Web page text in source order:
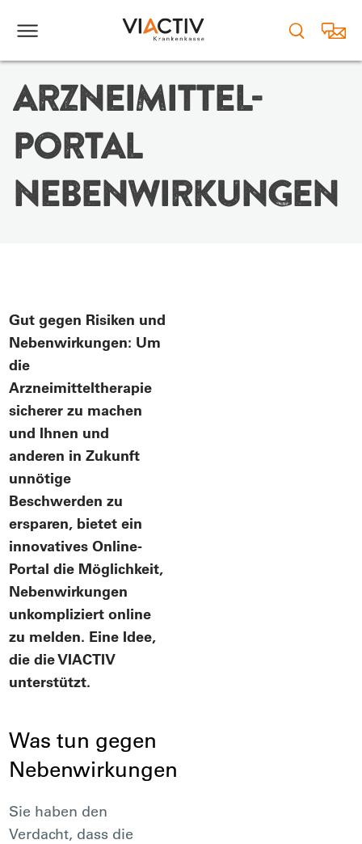
ARZNEIMITTEL-
PORTAL
NEBENWIRKUNGEN
Gut gegen Risiken und
Nebenwirkungen: Um
die
Arzneimitteltherapie
sicherer zu machen
und Ihnen und
anderen in Zukunft
unnötige
Beschwerden zu
ersparen, bietet ein
innovatives Online-
Portal die Möglichkeit,
Nebenwirkungen
unkompliziert online
zu melden. Eine Idee,
die die VIACTIV
unterstützt.
Was tun gegen
Nebenwirkungen
Sie haben den
Verdacht, dass die